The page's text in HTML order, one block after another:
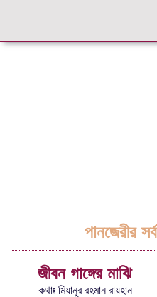
পানজেরীর
জীবন গাঙ্গের মাঝি
কথাঃ মিযানুর রহমান রায়হান